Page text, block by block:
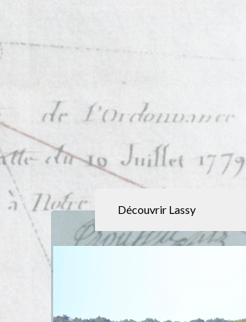
Découvrir Lassy